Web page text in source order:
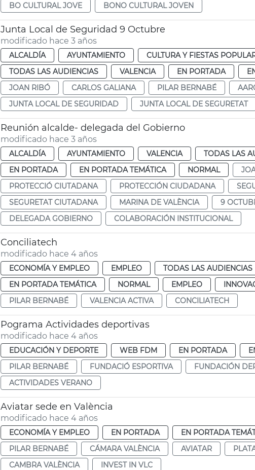
BO CULTURAL JOVE
BONO CULTURAL JOVEN
Junta Local de Seguridad 9 Octubre
modificado hace 3 años
ALCALDÍA AYUNTAMIENTO CULTURA Y FIESTAS
TODAS LAS AUDIENCIAS
VALENCIA EN PORTADA
JOAN RIBÓ
CARLOS GALIANA PILAR BERNABÉ
JUNTA LOCAL DE SEGURIDAD
JUNTA LOCAL DE SEGURETAT
Reunión alcalde- delegada del Gobierno
modificado hace 3 años
ALCALDÍA AYUNTAMIENTO VALENCIA TODAS LAS
EN PORTADA
EN PORTADA TEMÁTICA NORMAL
PROTECCIÓ CIUTADANA
PROTECCIÓN CIUDADANA
SEGURETAT CIUTADANA
MARINA DE VALÈNCIA 9
DELEGADA GOBIERNO
COLABORACIÓN INSTITUCIONAL
Conciliatech
modificado hace 4 años
ECONOMÍA Y EMPLEO EMPLEO TODAS LAS AUDIENCIAS
EN PORTADA TEMÁTICA
NORMAL EMPLEO
PILAR BERNABÉ
VALENCIA ACTIVA CONCILIATECH
Pograma Actividades deportivas
modificado hace 4 años
EDUCACIÓN Y DEPORTE WEB FDM EN PORTADA
PILAR BERNABÉ
FUNDACIÓ ESPORTIVA FUNDACIÓN
ACTIVIDADES VERANO
Aviatar sede en València
modificado hace 4 años
ECONOMÍA Y EMPLEO EN PORTADA EN PORTADA
PILAR BERNABÉ
CÁMARA VALÈNCIA AVIATAR
CAMBRA VALÈNCIA
INVEST IN VLC